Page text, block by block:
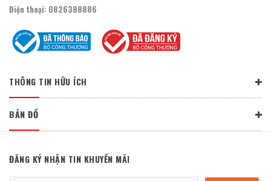
Điện thoại: 0826388886
THÔNG TIN HỮU ÍCH
BẢN ĐỒ
ĐĂNG KÝ NHẬN TIN KHUYẾN MÃI